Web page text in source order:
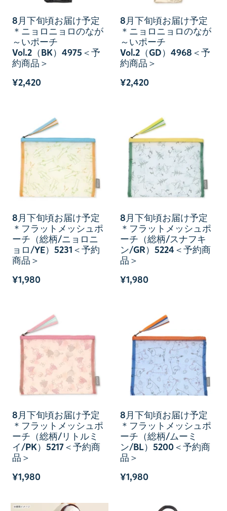
8月下旬頃お届け予定
＊ニョロニョロのなが
～いポーチ
Vol.2（BK）4975＜予
約商品＞
¥2,420
8月下旬頃お届け予定
＊ニョロニョロのなが
～いポーチ
Vol.2（GD）4968＜予
約商品＞
¥2,420
8月下旬頃お届け予定
＊フラットメッシュポ
ーチ（総柄/ニョロニ
ョロ/YE）5231＜予約
商品＞
¥1,980
8月下旬頃お届け予定
＊フラットメッシュポ
ーチ（総柄/スナフキ
ン/GR）5224＜予約商
品＞
¥1,980
8月下旬頃お届け予定
＊フラットメッシュポ
ーチ（総柄/リトルミ
イ/PK）5217＜予約商
品＞
¥1,980
8月下旬頃お届け予定
＊フラットメッシュポ
ーチ（総柄/ムーミ
ン/BL）5200＜予約商
品＞
¥1,980